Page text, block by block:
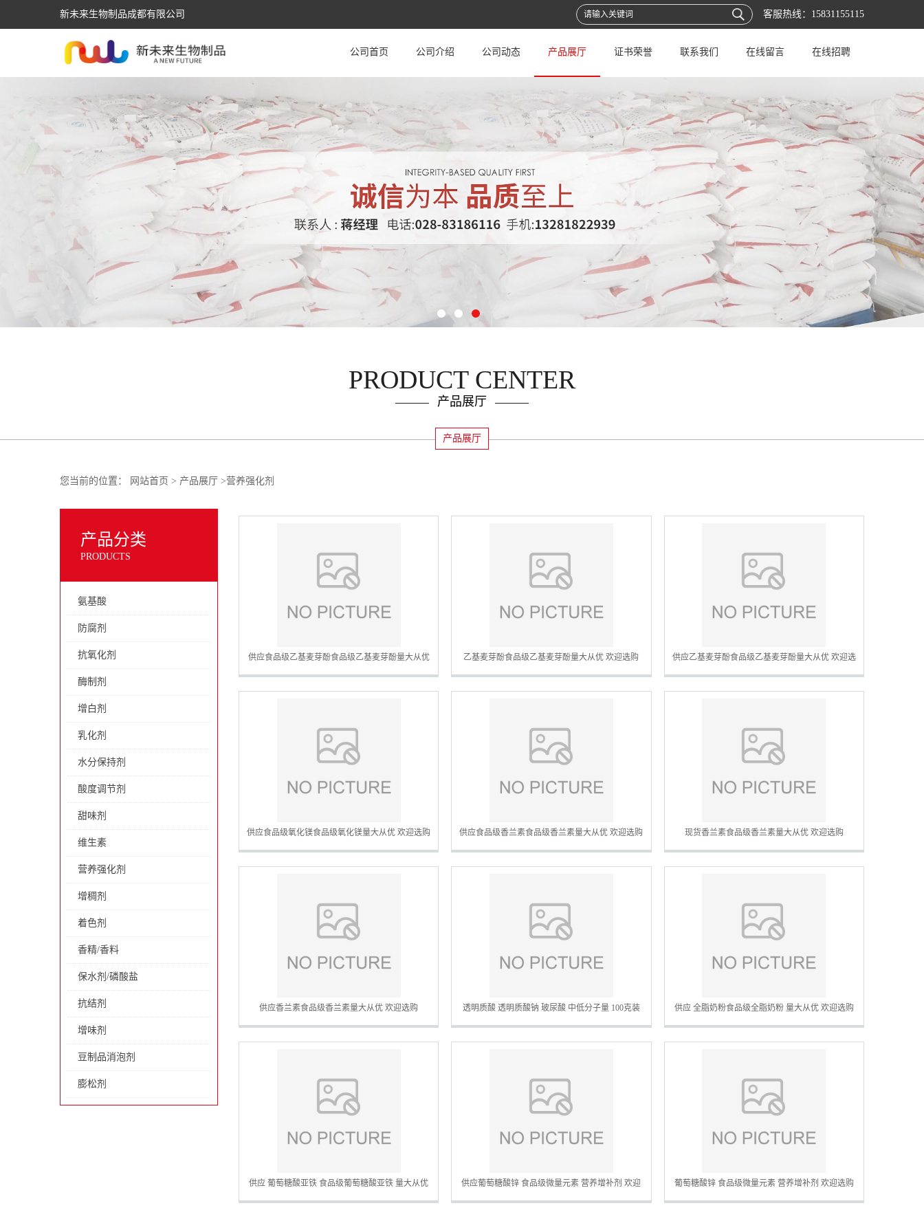
新未来生物制品成都有限公司 客服热线： 15831155115
公司首页 公司介绍 公司动态 产品展厅 证书荣誉 联系我们 在线留言 在线招聘
PRODUCT CENTER
产品展厅
产品展厅
您当前的位置： 网站首页 > 产品展厅 >营养强化剂
产品分类
PRODUCTS
氨基酸
防腐剂
抗氧化剂
酶制剂
增白剂
乳化剂
水分保持剂
酸度调节剂
甜味剂
维生素
营养强化剂
增稠剂
着色剂
香精/香料
保水剂/磷酸盐
抗结剂
增味剂
豆制品消泡剂
膨松剂
供应食品级乙基麦芽酚食品级乙基麦芽酚量大从优
欢迎选购
乙基麦芽酚食品级乙基麦芽酚量大从优 欢迎选购 供应乙基麦芽酚食品级乙基麦芽酚量大从优 欢迎选
购
供应食品级氧化镁食品级氧化镁量大从优 欢迎选购 供应食品级香兰素食品级香兰素量大从优 欢迎选购 现货香兰素食品级香兰素量大从优 欢迎选购
供应香兰素食品级香兰素量大从优 欢迎选购 透明质酸 透明质酸钠 玻尿酸 中低分子量 100克装
DIY面膜原料
供应 全脂奶粉食品级全脂奶粉 量大从优 欢迎选购
供应 葡萄糖酸亚铁 食品级葡萄糖酸亚铁 量大从优
欢迎选购
供应葡萄糖酸锌 食品级微量元素 营养增补剂 欢迎
选购
葡萄糖酸锌 食品级微量元素 营养增补剂 欢迎选购